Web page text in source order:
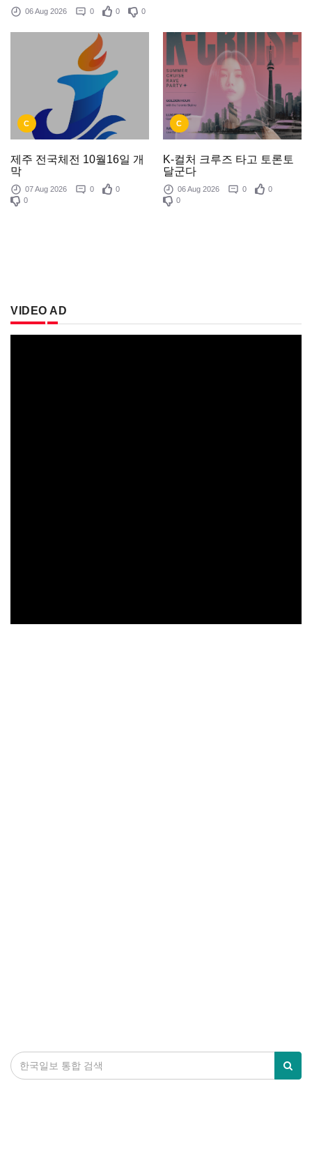
06 Aug 2026 0 0 0
C
제주 전국체전 10월16일 개
막
07 Aug 2026 0
0
0
C
K-컬처 크루즈 타고 토론토
달군다
06 Aug 2026 0
0
0
VIDEO AD